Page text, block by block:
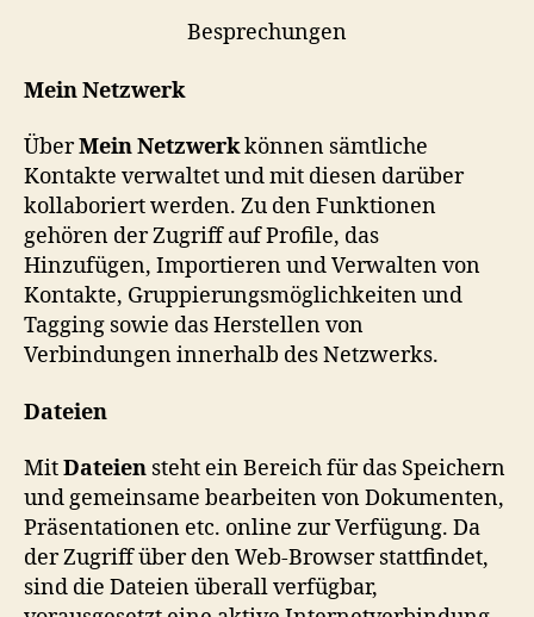
Besprechungen
Mein Netzwerk
ÜberMein Netzwerkkönnen sämtliche
Kontakte verwaltet und mit diesen darüber
kollaboriert werden. Zu den Funktionen
gehören der Zugriff auf Profile, das
Hinzufügen, Importieren und Verwalten von
Kontakte, Gruppierungsmöglichkeiten und
Tagging sowie das Herstellen von
Verbindungen innerhalb des Netzwerks.
Dateien
MitDateien steht ein Bereich für das Speichern
und gemeinsame bearbeiten von Dokumenten,
Präsentationen etc. online zur Verfügung. Da
der Zugriff über den Web-Browser stattfindet,
sind die Dateien überall verfügbar,